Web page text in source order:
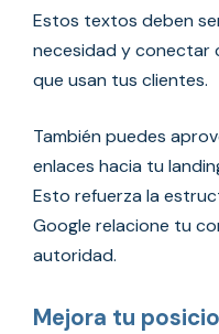
Estos textos deben
necesidad y conectar
que usan tus clientes.
También puedes
enlaces hacia tu
Esto refuerza la
Google relacione tu
autoridad.
Mejora tu